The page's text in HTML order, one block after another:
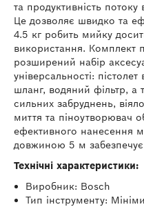
та продуктивність
Це дозволяє швидко та
4.5 кг робить мийку
використання. Комплект
розширений набір
універсальності:
шланг, водяний фільтр, а
сильних забруднень,
миття та піноутворювач
ефективного нанесення
довжиною 5 м забезпечує
Технічні характеристики:
Виробник: Bosch
Тип інструменту: